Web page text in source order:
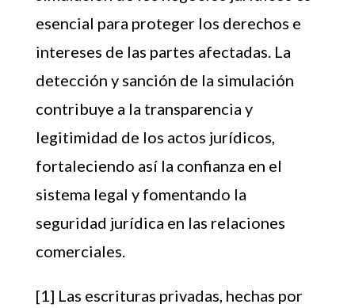
esencial para proteger los derechos e
intereses de las partes afectadas. La
detección y sanción de la simulación
contribuye a la transparencia y
legitimidad de los actos jurídicos,
fortaleciendo así la confianza en el
sistema legal y fomentando la
seguridad jurídica en las relaciones
comerciales.
[1] Las escrituras privadas, hechas por